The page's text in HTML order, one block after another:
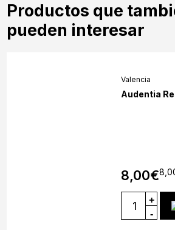
Productos que
pueden interesar
Valencia
Audentia
8,00€
+
-